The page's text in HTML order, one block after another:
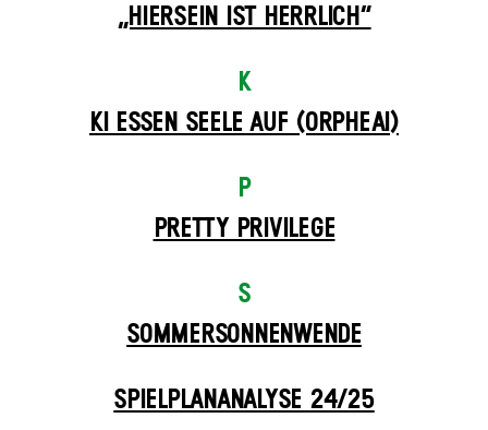
„HIERSEIN IST HERRLICH“
K
KI ESSEN SEELE AUF (ORPHEAI)
P
PRETTY PRIVILEGE
S
SOMMER­SONNEN­WENDE
SPIELPLAN­ANALYSE 24/25